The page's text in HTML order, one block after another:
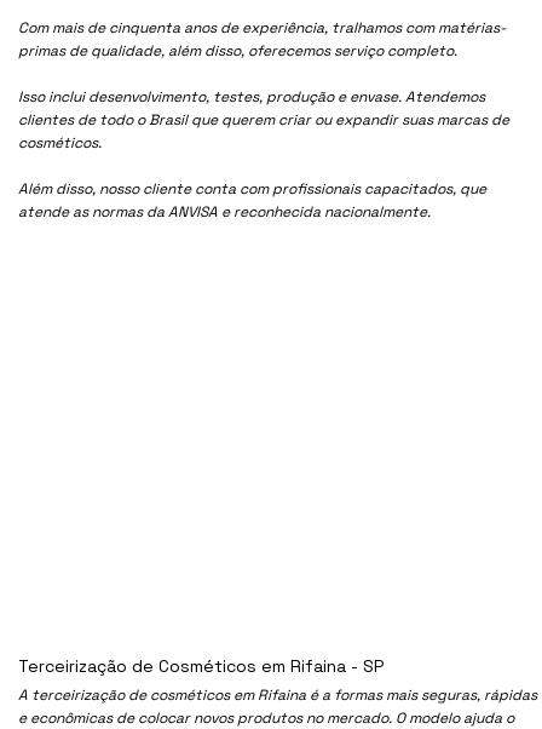
Com mais de cinquenta anos de experiência, tralhamos com matérias-
primas de qualidade, além disso, oferecemos serviço completo.
Isso inclui desenvolvimento, testes, produção e envase. Atendemos
clientes de todo o Brasil que querem criar ou expandir suas marcas de
cosméticos.
Além disso, nosso cliente conta com profissionais capacitados, que
atende as normas da ANVISA e reconhecida nacionalmente.
A terceirização de cosméticos em Rifaina é a formas mais seguras, rápidas
e econômicas de colocar novos produtos no mercado. O modelo ajuda o
Terceirização de Cosméticos em Rifaina - SP